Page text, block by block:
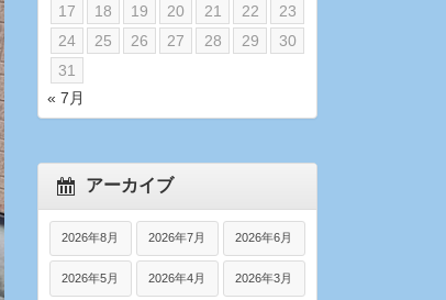
17
18 19 20 21 22
23
24
25 26 27 28 29
30
31
« 7月
アーカイブ
2026年8月 2026年7月 2026年6月
2026年5月 2026年4月 2026年3月